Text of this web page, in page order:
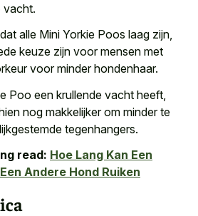
vacht.
alle Mini Yorkie Poos laag zijn,
keuze zijn voor mensen met
voor minder hondenhaar.
Poo een krullende vacht heeft,
nog makkelijker om minder te
tegenhangers.
read: Hoe Lang Kan Een
Andere Hond Ruiken